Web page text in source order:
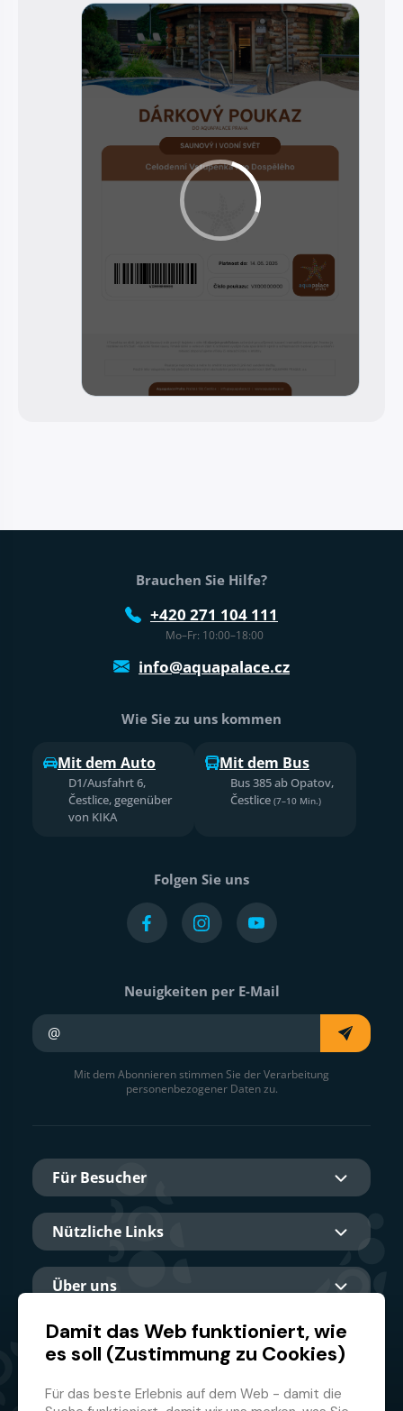
Fußtext der Website
Brauchen Sie Hilfe?
+420 271 104 111
Mo–Fr: 10:00–18:00
info@aquapalace.cz
Wie Sie zu uns kommen
Mit dem Auto
D1/Ausfahrt 6,
Čestlice, gegenüber
von KIKA
Mit dem Bus
Bus 385 ab Opatov,
Čestlice (7–10 Min.)
Folgen Sie uns
Neuigkeiten per E-Mail
Mit dem Abonnieren stimmen Sie der Verarbeitung
personenbezogener Daten zu.
Für Besucher
Nützliche Links
Über uns
Hauptpartner
Damit das Web funktioniert, wie
es soll (Zustimmung zu Cookies)
Für das beste Erlebnis auf dem Web - damit die